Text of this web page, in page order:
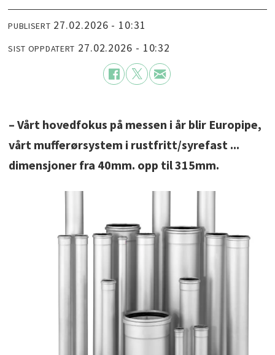
PUBLISERT 27.02.2026 - 10:31
SIST OPPDATERT 27.02.2026 - 10:32
– Vårt hovedfokus på messen i år blir Europipe,
vårt mufferørsystem i rustfritt/syrefast ...
dimensjoner fra 40mm. opp til 315mm.